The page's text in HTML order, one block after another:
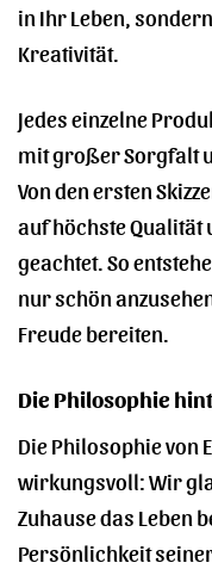
in Ihr Leben,
Kreativität.
Jedes einzelne
mit großer Sorgfalt
Von den ersten
auf höchste
geachtet. So
nur schön
Freude bereiten.
Die Philosophie
Die Philosophie von
wirkungsvoll: Wir
Zuhause das Leben
Persönlichkeit